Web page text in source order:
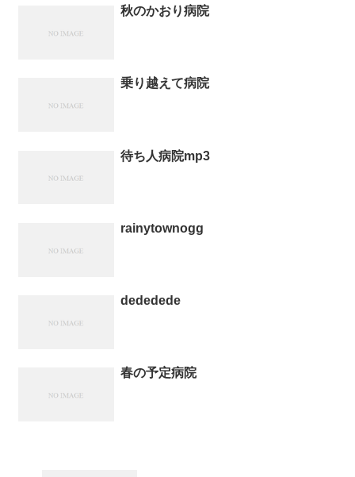
秋のかおり病院
乗り越えて病院
待ち人病院mp3
rainytownogg
dededede
春の予定病院